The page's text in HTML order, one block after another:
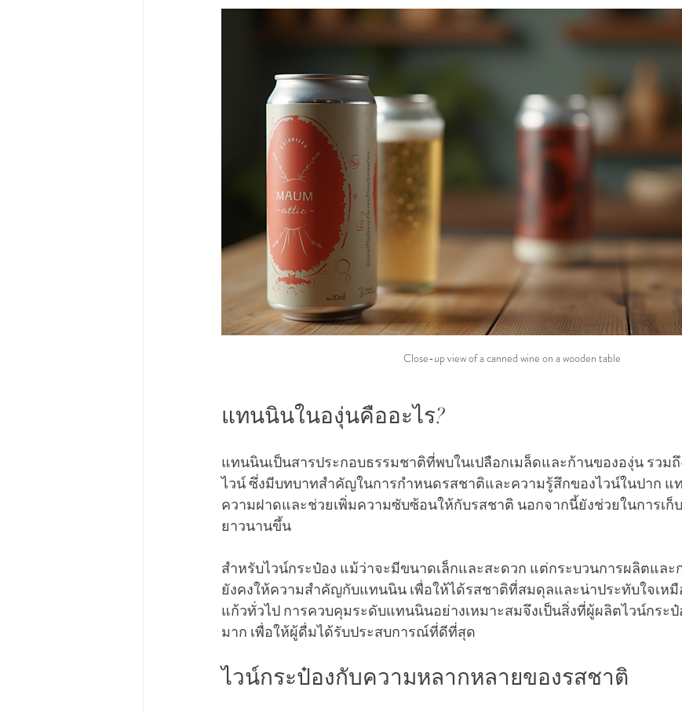
Close-up view of a canned wine on a wooden table
แทนนินในองุ่นคืออะไร?
แทนนินเป็นสารประกอบธรรมชาติที่พบในเปลือกเมล็ดและก้านขององุ่น รวม
ไวน์ ซึ่งมีบทบาทสำคัญในการกำหนดรสชาติและความรู้สึกของไวน์ในปาก แ
ความฝาดและช่วยเพิ่มความซับซ้อนให้กับรสชาติ นอกจากนี้ยังช่วยในการเก็
ยาวนานขึ้น
สำหรับไวน์กระป๋อง แม้ว่าจะมีขนาดเล็กและสะดวก แต่กระบวนการผลิตและ
ยังคงให้ความสำคัญกับแทนนิน เพื่อให้ได้รสชาติที่สมดุลและน่าประทับใจเห
แก้วทั่วไป การควบคุมระดับแทนนินอย่างเหมาะสมจึงเป็นสิ่งที่ผู้ผลิตไวน์กระป๋
มาก เพื่อให้ผู้ดื่มได้รับประสบการณ์ที่ดีที่สุด
ไวน์กระป๋องกับความหลากหลายของรสชาติ